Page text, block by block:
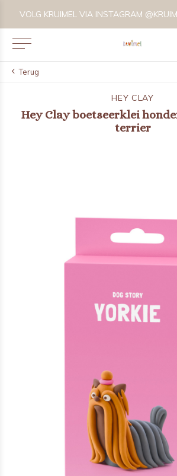
VOLG KRUIMEL VIA INSTAGRAM
Terug
HEY CLAY
Hey Clay boetseerklei
terrier